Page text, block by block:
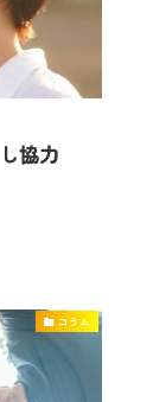
協力
コラム